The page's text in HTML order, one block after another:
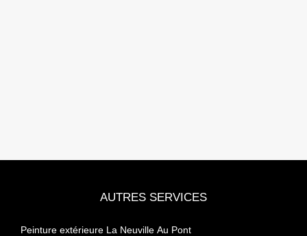
AUTRES SERVICES
Peinture extérieure La Neuville Au Pont